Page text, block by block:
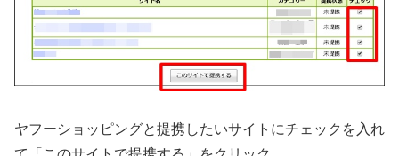
ヤフーショッピングと提携したいサイトにチェックを入れ